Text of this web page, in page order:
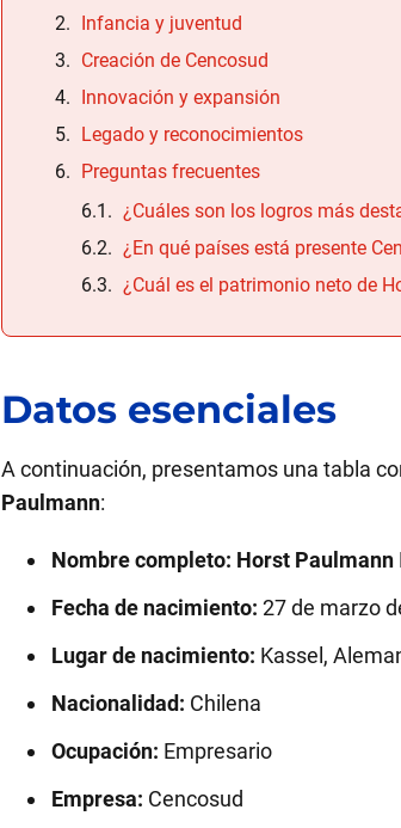
Infancia y juventud
Creación de Cencosud
Innovación y expansión
Legado y reconocimientos
Preguntas frecuentes
¿Cuáles son los logros más
¿En qué países está presente
¿Cuál es el patrimonio neto de
Datos esenciales
A continuación, presentamos una tabla
Paulmann:
Nombre completo: Horst Paulmann
Fecha de nacimiento: 27 de marzo
Lugar de nacimiento: Kassel,
Nacionalidad: Chilena
Ocupación: Empresario
Empresa: Cencosud